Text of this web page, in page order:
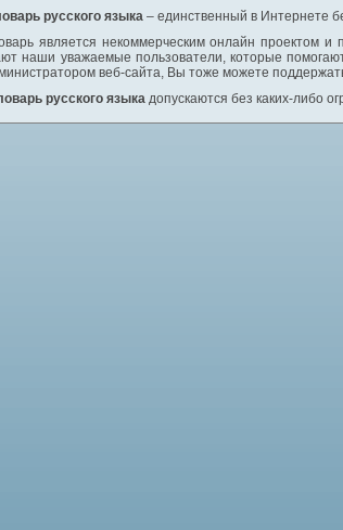
русского языка – единственный в Интернете
является некоммерческим онлайн проектом
наши уважаемые пользователи, которые
веб-сайта, Вы тоже можете
русского языка допускаются без каких-либо